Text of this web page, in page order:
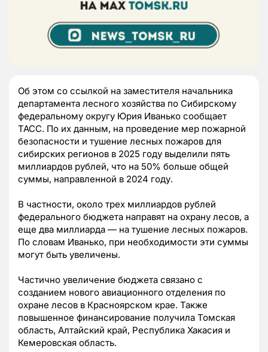
Об этом со ссылкой на заместителя начальника
департамента лесного хозяйства по Сибирскому
федеральному округу Юрия Иванько сообщает
ТАСС. По их данным, на проведение мер пожарной
безопасности и тушение лесных пожаров для
сибирских регионов в 2025 году выделили пять
миллиардов рублей, что на 50% больше общей
суммы, направленной в 2024 году.
В частности, около трех миллиардов рублей
федерального бюджета направят на охрану лесов, а
еще два миллиарда — на тушение лесных пожаров.
По словам Иванько, при необходимости эти суммы
могут быть увеличены.
Частично увеличение бюджета связано с
созданием нового авиационного отделения по
охране лесов в Красноярском крае. Также
повышенное финансирование получила Томская
область, Алтайский край, Республика Хакасия и
Кемеровская область.